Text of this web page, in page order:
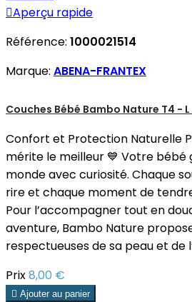
Aperçu rapide
Référence: 1000021514
Marque: ABENA-FRANTEX
Couches Bébé Bambo Nature T4 - L
Confort et Protection Naturelle
mérite le meilleur 💙 Votre
monde avec curiosité. Chaque
rire et chaque moment de
Pour l’accompagner tout en
aventure, Bambo Nature
respectueuses de sa peau et de
Prix8,00 €
 Ajouter au panier